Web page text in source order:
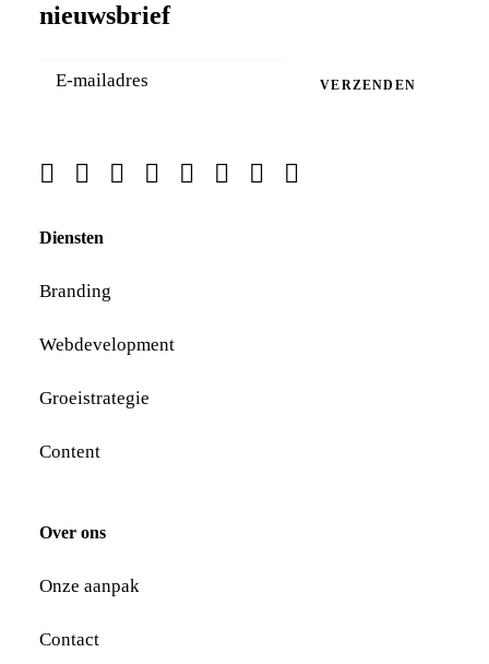
nieuwsbrief
VERZENDEN
Diensten
Branding
Webdevelopment
Groeistrategie
Content
Over ons
Onze aanpak
Contact